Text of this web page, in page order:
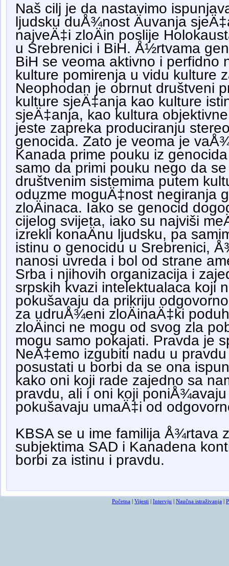
Naš cilj je da nastavimo
ljudsku duÅ¾nost Äuvanja
najveÄ‡i zloÄin poslije
u Srebrenici i BiH. Å½rtvama
BiH se veoma aktivno i perfidno
kulture pomirenja u vidu kulture
Neophodan je obrnut društveni
kulture sjeÄ‡anja kao kulture
sjeÄ‡anja, kao kultura
jeste zapreka produciranju
genocida. Zato je veoma je
Kanada prime pouku iz
samo da primi pouku nego da
društvenim sistemima putem
oduzme moguÄ‡nost negiranja
zloÄinaca. Iako se genocid
cijelog svijeta, iako su najviši
izrekli konaÄnu ljudsku, pa
istinu o genocidu u Srebrenici,
nanosi uvreda i bol od strane
Srba i njihovih organizacija i
srpskih kvazi intelektualaca koji
pokušavaju da prikriju
za udruÅ¾eni zloÄinaÄ‡ki
zloÄinci ne mogu od svog zla
mogu samo pokajati. Pravda je
NeÄ‡emo izgubiti nadu u
posustati u borbi da se ona
kako oni koji rade zajedno sa
pravdu, ali i oni koji
pokušavaju umaÄ‡i od
KBSA se u ime familija Å¾rtava
subjektima SAD i Kanadena
borbi za istinu i pravdu.
Početna Vijesti Intervju Naučna istraživanja